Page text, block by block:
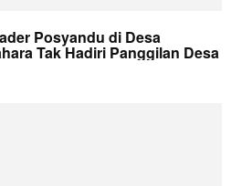
Posyandu di Desa
Tak Hadiri Panggilan Desa